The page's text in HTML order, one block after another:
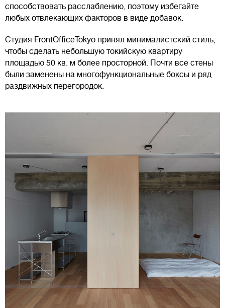
способствовать расслаблению, поэтому избегайте
любых отвлекающих факторов в виде добавок.
Студия FrontOfficeTokyo принял минималистский стиль,
чтобы сделать небольшую токийскую квартиру
площадью 50 кв. м более просторной. Почти все стены
были заменены на многофункциональные боксы и ряд
раздвижных перегородок.